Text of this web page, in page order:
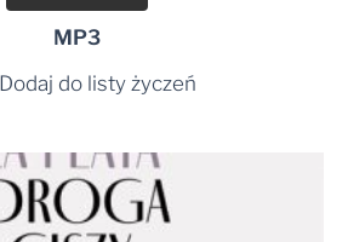
MP3
Dodaj do listy życzeń